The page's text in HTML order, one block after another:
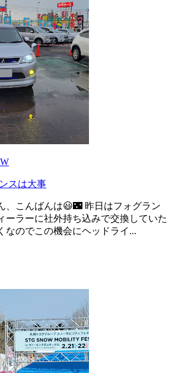
スは大事
、こんばんは😃🌃 昨日はフォグラン
ーラーに社外持ち込みで交換していた
なのでこの機会にヘッドライ...